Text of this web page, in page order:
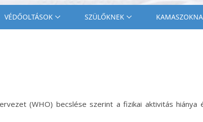
VÉDŐOLTÁSOK SZÜLŐKNEK
(WHO) becslése szerint a fizikai aktivitás hiánya